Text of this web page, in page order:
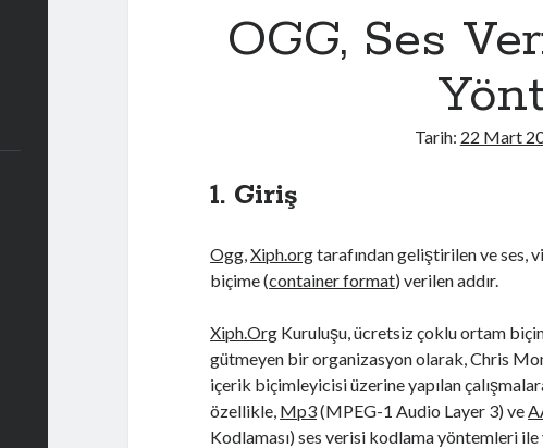
OGG, Ses
Tarih: 22 Mart
1. Giriş
Ogg,Xiph.orgtarafından geliştirilen ve ses,
biçime (container format) verilen addır.
Xiph.Org Kuruluşu, ücretsiz çoklu ortam
gütmeyen bir organizasyon olarak, Chris
içerik biçimleyicisi üzerine yapılan
özellikle, Mp3(MPEG-1 Audio Layer 3) ve
Kodlaması) ses verisi kodlama yöntemleri